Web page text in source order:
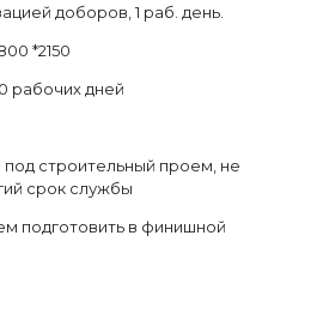
доборов, 1 раб. день.
*2150
рабочих дней
под строительный проем, не
срок службы
подготовить в финишной